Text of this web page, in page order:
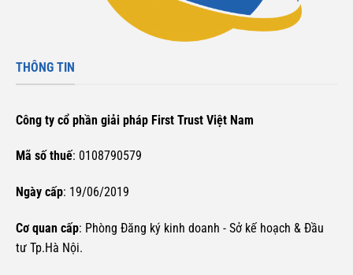
THÔNG TIN
Công ty cổ phần giải pháp First Trust Việt Nam
Mã số thuế: 0108790579
Ngày cấp: 19/06/2019
Cơ quan cấp: Phòng Đăng ký kinh doanh - Sở kế hoạch & Đầu
tư Tp.Hà Nội.